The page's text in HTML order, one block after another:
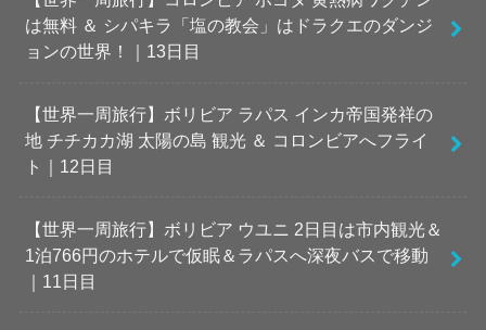
は無料 ＆ シパキラ「塩の教会」はドラクエのダンジ
ョンの世界！｜13日目
【世界一周旅行】ボリビア ラパス インカ帝国発祥の
地 チチカカ湖 太陽の島 観光 ＆ コロンビアへフライ
ト｜12日目
【世界一周旅行】ボリビア ウユニ 2日目は市内観光＆
1泊766円のホテルで仮眠＆ラパスへ深夜バスで移動
｜11日目